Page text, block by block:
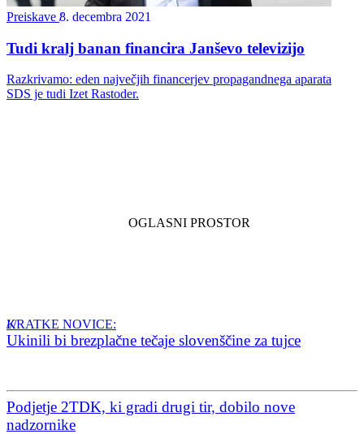
Preiskave 8. decembra 2021
Tudi kralj banan financira Janševo televizijo
Razkrivamo: eden največjih financerjev propagandnega aparata
SDS je tudi Izet Rastoder.
KRATKE NOVICE:
Ukinili bi brezplačne tečaje slovenščine za tujce
Podjetje 2TDK, ki gradi drugi tir, dobilo nove
nadzornike